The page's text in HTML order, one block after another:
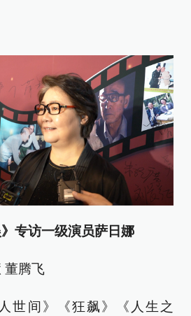
》专访一级演员萨日娜
董腾飞
世间》《狂飙》《人生之